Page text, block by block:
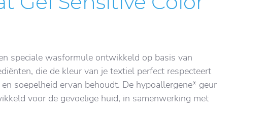
speciale wasformule ontwikkeld op basis van
die de kleur van je textiel perfect respecteert
soepelheid ervan behoudt. De hypoallergene* geur
voor de gevoelige huid, in samenwerking met